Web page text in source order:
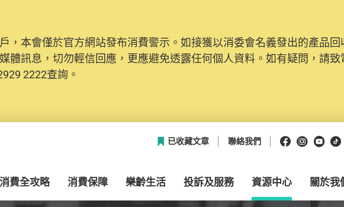
，本會僅於官方網站發布消費警示。如接獲以消委會名義發出的產品回
體訊息，切勿輕信回應，更應避免透露任何個人資料。如有疑問，請
2222查詢。
安全，本會的投訴處理系統已經進行升級及推出新功能。由2025年11
資料（包括姓名、電郵及電話）註冊帳戶，才可提交投訴、查詢及建
，方便日後作出跟進。
已收藏文章 聯絡我們 Facebook
消費全攻略 消費保障 樂齡生活 投訴及服務 資源中心 關於我